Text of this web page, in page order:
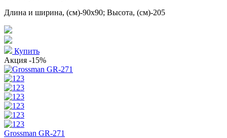
Длина и ширина, (см)-90x90; Высота, (см)-205
Купить
Акция -15%
Grossman GR-271